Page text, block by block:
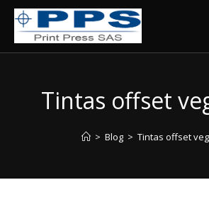
Saltar
contenido
Tintas offset
> Blog > Tintas offset